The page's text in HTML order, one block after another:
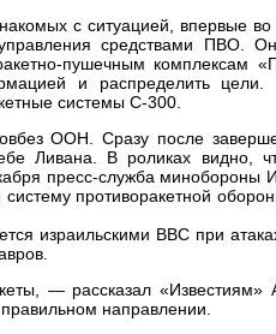
с ситуацией, впервые
средствами ПВО.
пушечным комплексам
и распределить
системы С-300.
ООН. Сразу после
Ливана. В роликах видно,
пресс-служба минобороны
противоракетной
израильскими ВВС при
— рассказал
направлении.